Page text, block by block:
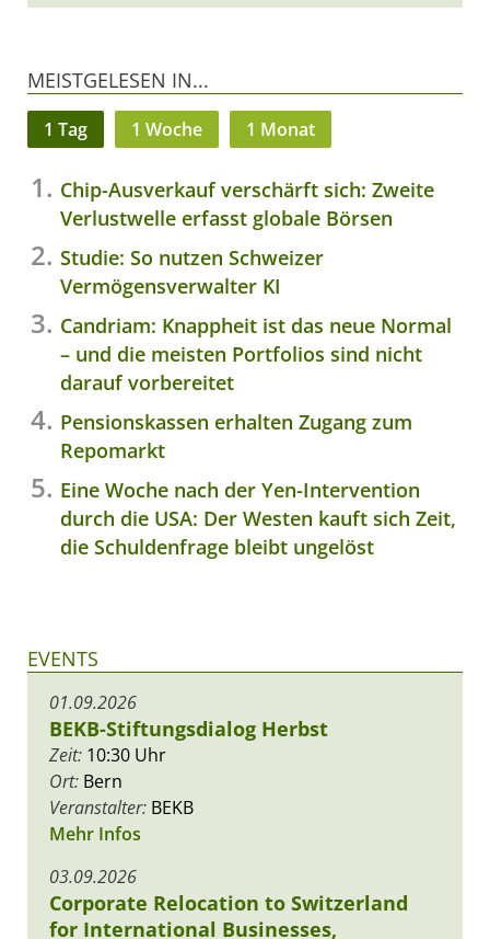
MEISTGELESEN IN...
1 Tag 1 Woche 1 Monat
Chip-Ausverkauf verschärft sich: Zweite
Verlustwelle erfasst globale Börsen
Studie: So nutzen Schweizer
Vermögensverwalter KI
Candriam: Knappheit ist das neue Normal
– und die meisten Portfolios sind nicht
darauf vorbereitet
Pensionskassen erhalten Zugang zum
Repomarkt
Eine Woche nach der Yen-Intervention
durch die USA: Der Westen kauft sich Zeit,
die Schuldenfrage bleibt ungelöst
EVENTS
01.09.2026
BEKB-Stiftungsdialog Herbst
Zeit: 10:30 Uhr
Ort: Bern
Veranstalter: BEKB
Mehr Infos
03.09.2026
Corporate Relocation to Switzerland
for International Businesses,